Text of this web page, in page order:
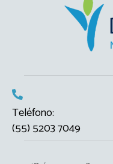
Teléfono:
(55) 5203 7049